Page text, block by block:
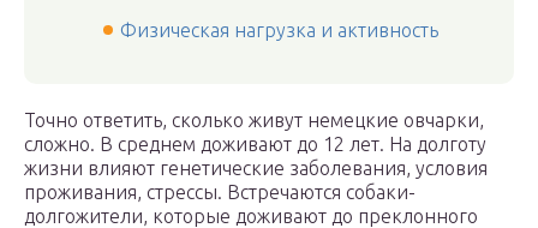
Физическая нагрузка и активность
Точно ответить, сколько живут немецкие овчарки,
сложно. В среднем доживают до 12 лет. На долготу
жизни влияют генетические заболевания, условия
проживания, стрессы. Встречаются собаки-
долгожители, которые доживают до преклонного